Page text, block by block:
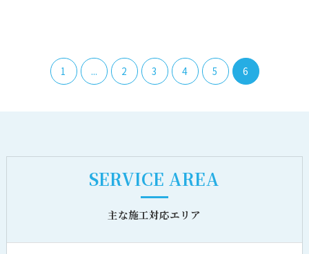
1 ... 2 3 4 5 6
主な施工対応エリア
SERVICE AREA